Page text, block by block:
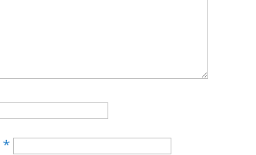
*